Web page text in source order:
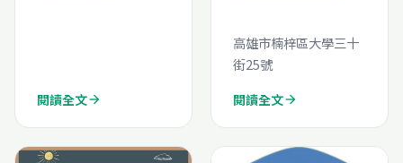
閱讀全文arrow_forward
高雄市楠梓區大學三十
街25號
閱讀全文arrow_forward